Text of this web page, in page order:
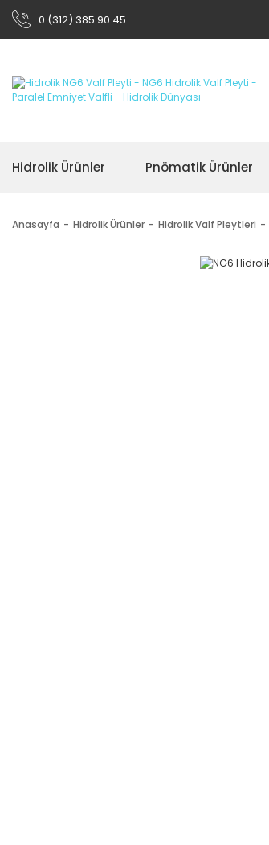
0 (312) 385 90 45
Hidrolik Ürünler Pnömatik Ürünler
Anasayfa Hidrolik Ürünler Hidrolik Valf Pleytleri